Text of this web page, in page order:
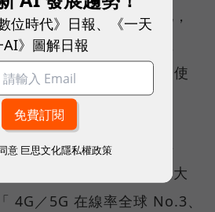
好的使用體驗，也因如此，
，也逐漸從追求測速數
任何地點都能穩定連線的使
在國際權威網路分析機構
比結果。今年初，台灣大
4G／5G 在線率全球 No.3、
位時代》日報、《一天
AI》圖解日報
意 巨思文化隱私權政策